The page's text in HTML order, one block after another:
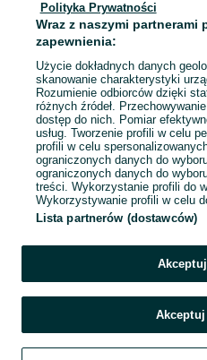
Mapa ministron
Popularne wyszukiwania
Polityka Prywatności
Wraz z naszymi partnerami
zapewnienia:
Użycie dokładnych danych
skanowanie charakterystyki
Rozumienie odbiorców dzięki
różnych źródeł.
dostęp do nich. Pomiar
usług. Tworzenie profili w celu
profili w celu
ograniczonych danych do
ograniczonych danych do
treści. Wykorzystanie profili do
Wykorzystywanie profili w celu
Lista partnerów (dostawców)